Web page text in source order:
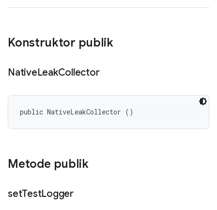
Konstruktor publik
NativeLeakCollector
public NativeLeakCollector ()
Metode publik
setTestLogger